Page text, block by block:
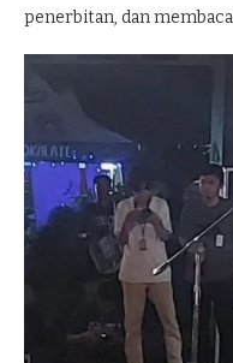
penerbitan, dan